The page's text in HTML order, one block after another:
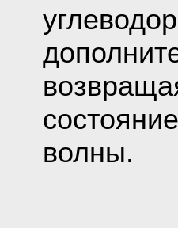
волны.